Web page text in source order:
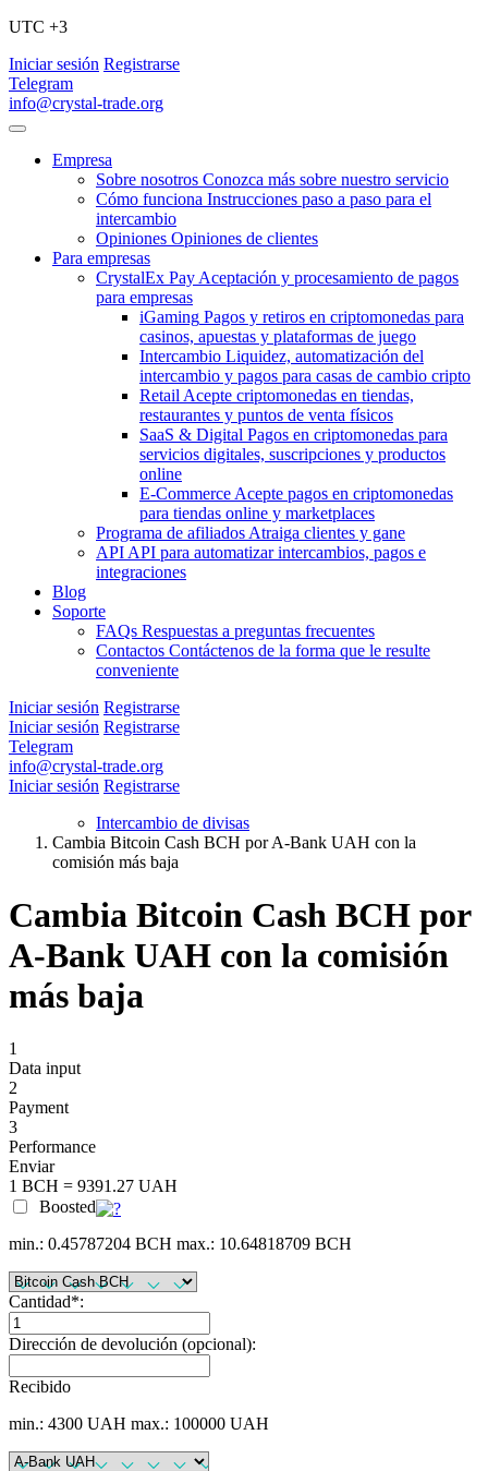
UTC +3
Iniciar sesión Registrarse
Telegram
info@crystal-trade.org
Empresa
Sobre nosotros Conozca más sobre nuestro servicio
Cómo funciona Instrucciones paso a paso para el
intercambio
Opiniones Opiniones de clientes
Para empresas
CrystalEx Pay Aceptación y procesamiento de pagos
para empresas
iGaming Pagos y retiros en criptomonedas para
casinos, apuestas y plataformas de juego
Intercambio Liquidez, automatización del
intercambio y pagos para casas de cambio cripto
Retail Acepte criptomonedas en tiendas,
restaurantes y puntos de venta físicos
SaaS & Digital Pagos en criptomonedas para
servicios digitales, suscripciones y productos
online
E-Commerce Acepte pagos en criptomonedas
para tiendas online y marketplaces
Programa de afiliados Atraiga clientes y gane
API API para automatizar intercambios, pagos e
integraciones
Blog
Soporte
FAQs Respuestas a preguntas frecuentes
Contactos Contáctenos de la forma que le resulte
conveniente
Iniciar sesión Registrarse
Iniciar sesión Registrarse
Telegram
info@crystal-trade.org
Iniciar sesión Registrarse
Intercambio de divisas
Cambia Bitcoin Cash BCH por A-Bank UAH con la
comisión más baja
Cambia Bitcoin Cash BCH por
A-Bank UAH con la comisión
más baja
1
Data input
2
Payment
3
Performance
Enviar
1 BCH = 9391.27 UAH
Boosted
min.: 0.45787204 BCH max.: 10.64818709 BCH
Cantidad*:
Dirección de devolución (opcional):
Recibido
min.: 4300 UAH max.: 100000 UAH